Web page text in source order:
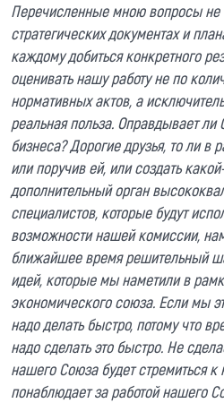
Перечисленные мною вопросы
стратегических документах и
каждому добиться конкретного
оценивать нашу работу не по
нормативных актов, а
реальная польза. Оправдывает
бизнеса? Дорогие друзья, то ли
или поручив ей, или создать
дополнительный орган
специалистов, которые будут
возможности нашей комиссии,
ближайшее время решительный
идей, которые мы наметили в
экономического союза. Если мы
надо делать быстро, потому что
надо сделать это быстро. Не
нашего Союза будет стремиться
понаблюдает за работой нашего